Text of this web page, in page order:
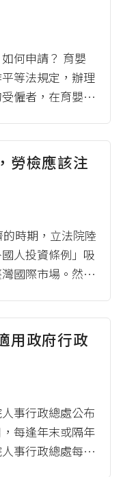
何申請？ 育嬰
等法規定，辦理
僱者，在育嬰留
勞檢應該注
時期，立法院陸
人投資條例」吸
國際市場。然而
用政府行政
事行政總處公布
每逢年末或隔年
事行政總處每一